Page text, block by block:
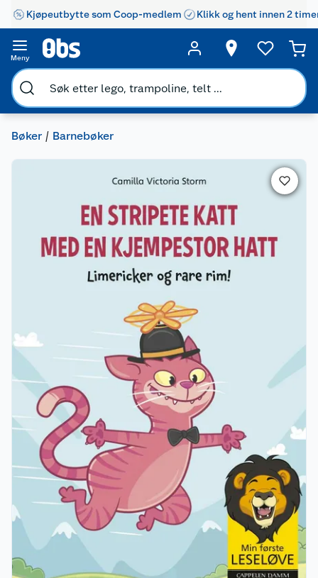
Kjøpeutbytte som Coop-medlem Klikk og hent innen 2
Meny
Bøker Barnebøker